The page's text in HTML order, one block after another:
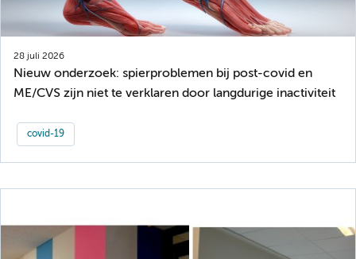
28 juli 2026
Nieuw onderzoek: spierproblemen bij post-covid en
ME/CVS zijn niet te verklaren door langdurige inactiviteit
covid-19